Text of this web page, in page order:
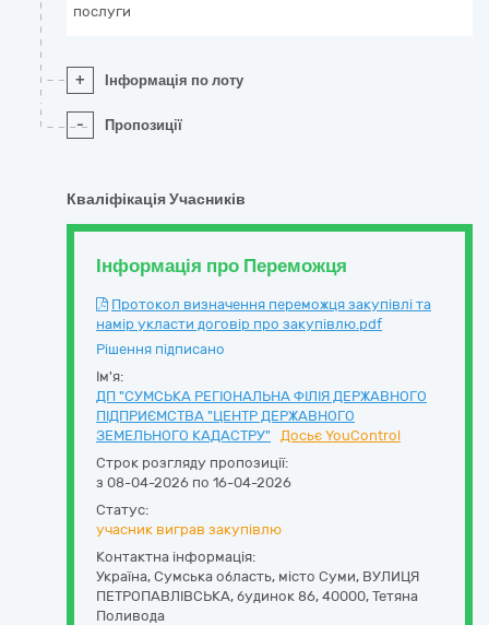
послуги
+ Інформація по лоту
- Пропозиції
Кваліфікація Учасників
Інформація про Переможця
Протокол визначення переможця закупівлі та
намір укласти договір про закупівлю.pdf
Рішення підписано
Ім'я:
ДП "СУМСЬКА РЕГІОНАЛЬНА ФІЛІЯ ДЕРЖАВНОГО
ПІДПРИЄМСТВА "ЦЕНТР ДЕРЖАВНОГО
ЗЕМЕЛЬНОГО КАДАСТРУ"
Досьє YouControl
Строк розгляду пропозиції:
з 08-04-2026 по 16-04-2026
Статус:
учасник виграв закупівлю
Контактна інформація:
Україна, Сумська область, місто Суми, ВУЛИЦЯ
ПЕТРОПАВЛІВСЬКА, будинок 86, 40000, Тетяна
Поливода